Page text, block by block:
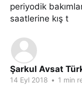
periyodik
saatlerine kış t
Şarkul Avsat
14 Eyl 2018 • 1 min